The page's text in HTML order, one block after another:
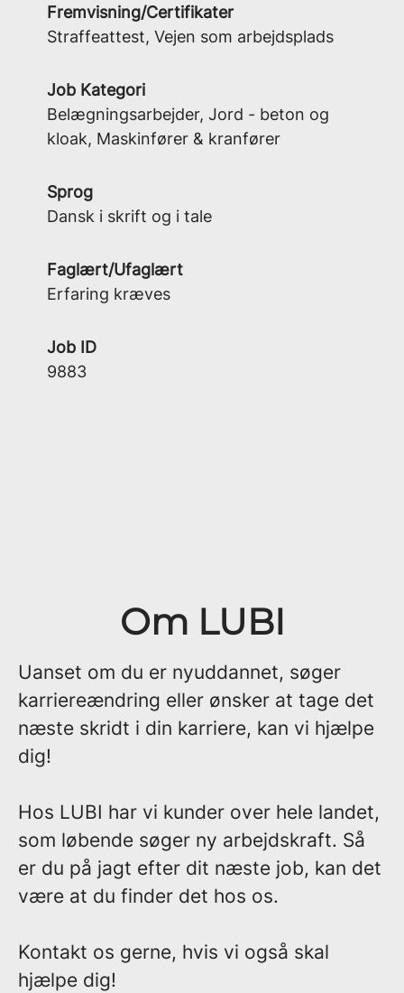
Fremvisning/Certifikater
Straffeattest, Vejen som arbejdsplads
Job Kategori
Belægningsarbejder, Jord - beton og
kloak, Maskinfører & kranfører
Sprog
Dansk i skrift og i tale
Faglært/Ufaglært
Erfaring kræves
Job ID
9883
Om LUBI
Uanset om du er nyuddannet, søger
karriereændring eller ønsker at tage det
næste skridt i din karriere, kan vi hjælpe
dig!
Hos LUBI har vi kunder over hele landet,
som løbende søger ny arbejdskraft. Så
er du på jagt efter dit næste job, kan det
være at du finder det hos os.
Kontakt os gerne, hvis vi også skal
hjælpe dig!